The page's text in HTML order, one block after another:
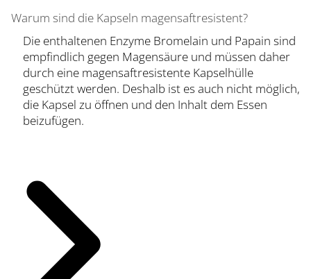
Warum sind die Kapseln magensaftresistent?
Die enthaltenen Enzyme Bromelain und Papain sind
empfindlich gegen Magensäure und müssen daher
durch eine magensaftresistente Kapselhülle
geschützt werden. Deshalb ist es auch nicht möglich,
die Kapsel zu öffnen und den Inhalt dem Essen
beizufügen.